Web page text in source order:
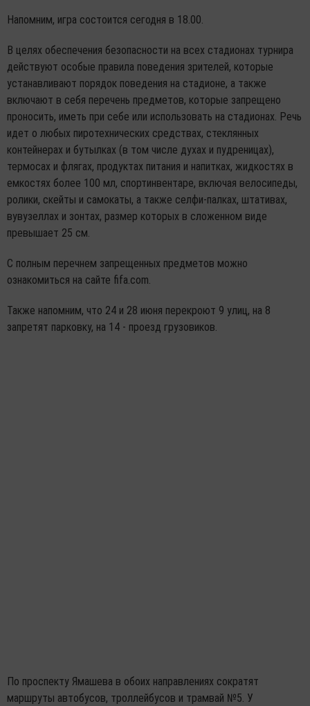
Напомним, игра состоится сегодня в 18.00.
В целях обеспечения безопасности на всех стадионах турнира
действуют особые правила поведения зрителей, которые
устанавливают порядок поведения на стадионе, а также
включают в себя перечень предметов, которые запрещено
проносить, иметь при себе или использовать на стадионах. Речь
идет о любых пиротехнических средствах, стеклянных
контейнерах и бутылках (в том числе духах и пудреницах),
термосах и флягах, продуктах питания и напитках, жидкостях в
емкостях более 100 мл, спортинвентаре, включая велосипеды,
ролики, скейты и самокаты, а также селфи-палках, штативах,
вувузеллах и зонтах, размер которых в сложенном виде
превышает 25 см.
С полным перечнем запрещенных предметов можно
ознакомиться на сайте fifa.com.
Также напомним, что 24 и 28 июня перекроют 9 улиц, на 8
запретят парковку, на 14 - проезд грузовиков.
По проспекту Ямашева в обоих направлениях сократят
маршруты автобусов, троллейбусов и трамвай №5. У